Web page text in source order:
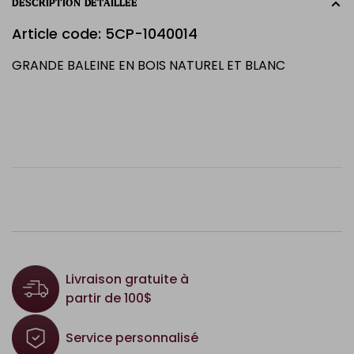
DESCRIPTION DÉTAILLÉE
Article code: 5CP-1040014
GRANDE BALEINE EN BOIS NATUREL ET BLANC
Livraison gratuite à
partir de 100$
Service personnalisé